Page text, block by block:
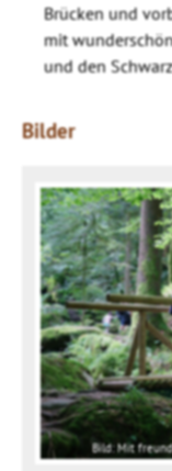
Brücken und
mit
und den
Bilder
Bild: Mit